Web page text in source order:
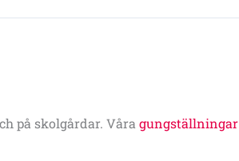
på skolgårdar. Våra gungställningar